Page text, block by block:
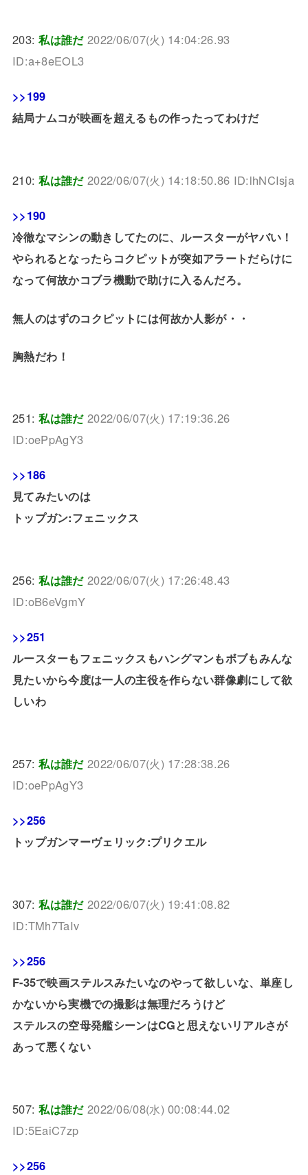
203:私は誰だ 2022/06/07(火) 14:04:26.93
ID:a+8eEOL3
>>199
結局ナムコが映画を超えるもの作ったってわけだ
210:私は誰だ 2022/06/07(火) 14:18:50.86 ID:lhNCIsja
>>190
冷徹なマシンの動きしてたのに、ルースターがヤバい！
やられるとなったらコクピットが突如アラートだらけに
なって何故かコブラ機動で助けに入るんだろ。
無人のはずのコクピットには何故か人影が・・
胸熱だわ！
251:私は誰だ 2022/06/07(火) 17:19:36.26
ID:oePpAgY3
>>186
見てみたいのは
トップガン:フェニックス
256:私は誰だ 2022/06/07(火) 17:26:48.43
ID:oB6eVgmY
>>251
ルースターもフェニックスもハングマンもボブもみんな
見たいから今度は一人の主役を作らない群像劇にして欲
しいわ
257:私は誰だ 2022/06/07(火) 17:28:38.26
ID:oePpAgY3
>>256
トップガンマーヴェリック:プリクエル
307:私は誰だ 2022/06/07(火) 19:41:08.82
ID:TMh7TaIv
>>256
F-35で映画ステルスみたいなのやって欲しいな、単座し
かないから実機での撮影は無理だろうけど
ステルスの空母発艦シーンはCGと思えないリアルさが
あって悪くない
507:私は誰だ 2022/06/08(水) 00:08:44.02
ID:5EaiC7zp
>>256